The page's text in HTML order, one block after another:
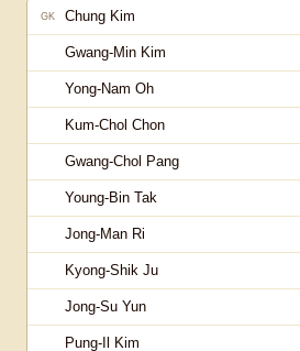
GK Chung Kim
Gwang-Min Kim
Yong-Nam Oh
Kum-Chol Chon
Gwang-Chol Pang
Young-Bin Tak
Jong-Man Ri
Kyong-Shik Ju
Jong-Su Yun
Pung-Il Kim